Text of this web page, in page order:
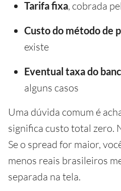
Tarifa fixa, cobrada
Custo do método de
existe
Eventual taxa do
alguns casos
Uma dúvida comum é
significa custo total zero.
Se o spread for maior,
menos reais brasileiros
separada na tela.